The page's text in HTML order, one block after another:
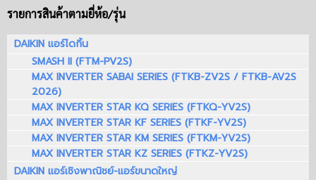
รายการสินค้าตามยี่ห้อ/รุ่น
DAIKIN แอร์ไดกิ้น
SMASH II (FTM-PV2S)
MAX INVERTER SABAI SERIES (FTKB-ZV2S / FTKB-AV2S
2026)
MAX INVERTER STAR KQ SERIES (FTKQ-YV2S)
MAX INVERTER STAR KF SERIES (FTKF-YV2S)
MAX INVERTER STAR KM SERIES (FTKM-YV2S)
MAX INVERTER STAR KZ SERIES (FTKZ-YV2S)
DAIKIN แอร์เชิงพาณิชย์-แอร์ขนาดใหญ่